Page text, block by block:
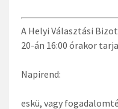
A Helyi Választási
20-án 16:00 órakor
Napirend:
eskü, vagy